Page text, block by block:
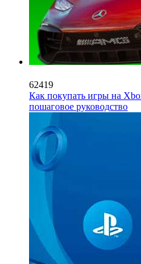
62419
Как покупать игры на
пошаговое руководство